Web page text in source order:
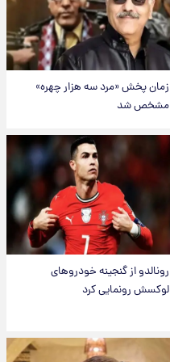
زمان پخش «مرد سه هزار چهره»
مشخص شد
رونالدو از گنجینه خودروهای
لوکسش رونمایی کرد